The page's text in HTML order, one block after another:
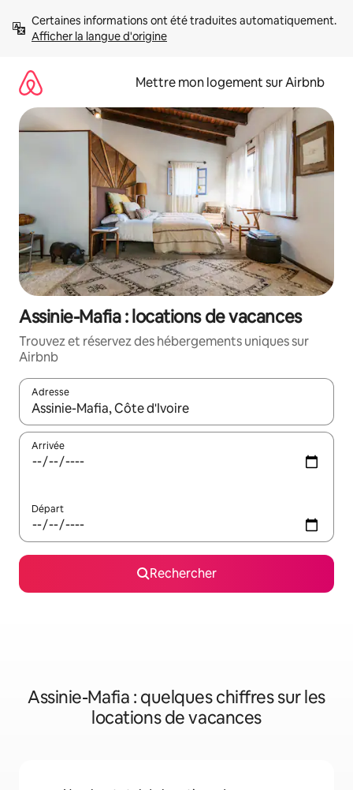
directement
Afficher la langue d'origine
Mettre mon logement sur Airbnb
Assinie-Mafia : locations de vacances
Trouvez et réservez des hébergements uniques sur
Airbnb
Adresse
Lorsque les résultats s'affichent, utilisez les flèches vers le
Arrivée
Départ
Rechercher
Assinie-Mafia : quelques chiffres sur les
locations de vacances